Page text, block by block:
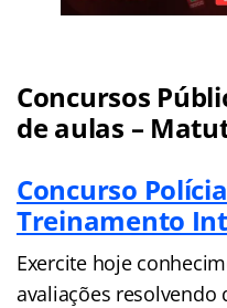
Concursos
de aulas –
Concurso
Treinamento
Exercite hoje
avaliações resolvendo